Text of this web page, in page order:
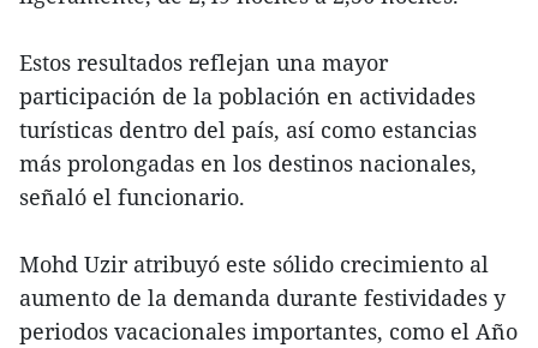
Estos resultados reflejan una mayor
participación de la población en actividades
turísticas dentro del país, así como estancias
más prolongadas en los destinos nacionales,
señaló el funcionario.
Mohd Uzir atribuyó este sólido crecimiento al
aumento de la demanda durante festividades y
periodos vacacionales importantes, como el Año